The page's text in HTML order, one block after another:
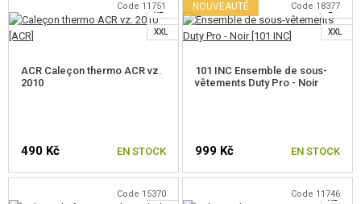
UNIFORMES, CHEMISES, PANTALONS
UNIFORMES COMPLETS
SOUS-VETEMENTS ET THERMIQUES
CHOISIR UNE TAILLE CHOISIR UNE TAILLE
Code 11751
XXL
XL
ACR Caleçon thermo ACR vz.
2010
490 Kč EN STOCK
NOUVEAUTÉ Code 18377
XXL
L
101 INC Ensemble de sous-
vêtements Duty Pro - Noir
999 Kč EN STOCK
Code 15370
XL
L
Code 11746
XL
L
M